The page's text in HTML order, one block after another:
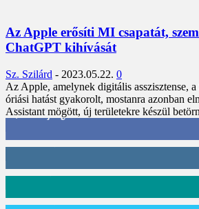
Az Apple erősíti MI csapatát,
ChatGPT kihívását
Sz. Szilárd - 2023.05.22. 0
Az Apple, amelynek digitális asszisztense,
óriási hatást gyakorolt, mostanra azonban
Assistant mögött, új területekre készül
3,452 Rajongók
412 Követő
59 Követő
101 Követő